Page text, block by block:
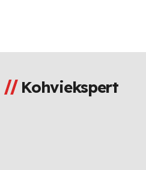
Kohviekspert